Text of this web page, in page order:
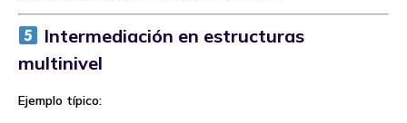
Intermediación en estructuras
multinivel
Ejemplo típico: